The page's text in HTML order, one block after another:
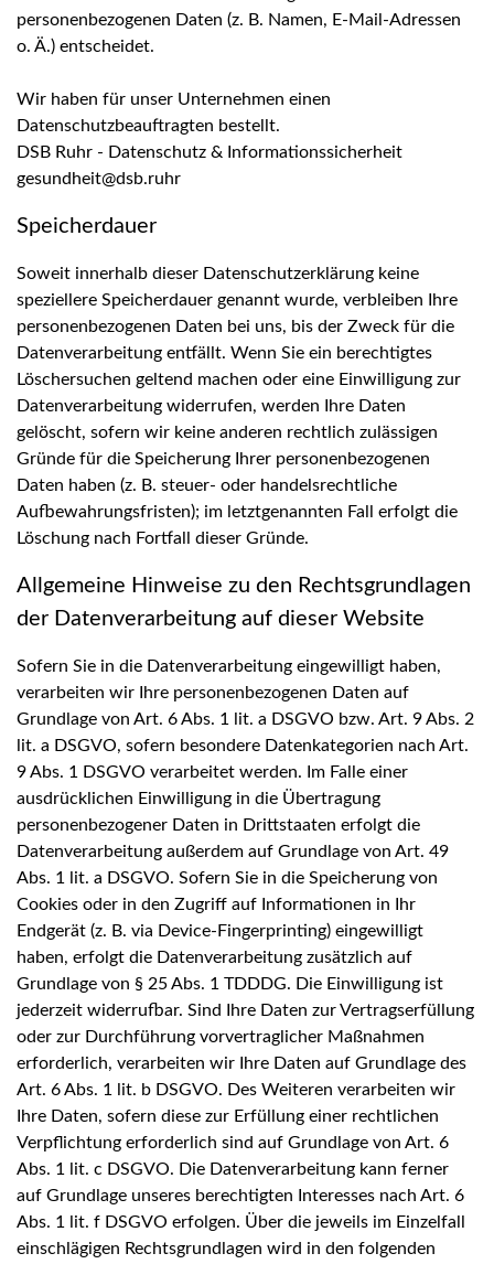
personenbezogenen Daten (z. B. Namen, E-Mail-Adressen
o. Ä.) entscheidet.
Wir haben für unser Unternehmen einen
Datenschutzbeauftragten bestellt.
DSB Ruhr - Datenschutz & Informationssicherheit
gesundheit@dsb.ruhr
Speicherdauer
Soweit innerhalb dieser Datenschutzerklärung keine
speziellere Speicherdauer genannt wurde, verbleiben Ihre
personenbezogenen Daten bei uns, bis der Zweck für die
Datenverarbeitung entfällt. Wenn Sie ein berechtigtes
Löschersuchen geltend machen oder eine Einwilligung zur
Datenverarbeitung widerrufen, werden Ihre Daten
gelöscht, sofern wir keine anderen rechtlich zulässigen
Gründe für die Speicherung Ihrer personenbezogenen
Daten haben (z. B. steuer- oder handelsrechtliche
Aufbewahrungsfristen); im letztgenannten Fall erfolgt die
Löschung nach Fortfall dieser Gründe.
Allgemeine Hinweise zu den Rechtsgrundlagen
der Datenverarbeitung auf dieser Website
Sofern Sie in die Datenverarbeitung eingewilligt haben,
verarbeiten wir Ihre personenbezogenen Daten auf
Grundlage von Art. 6 Abs. 1 lit. a DSGVO bzw. Art. 9 Abs. 2
lit. a DSGVO, sofern besondere Datenkategorien nach Art.
9 Abs. 1 DSGVO verarbeitet werden. Im Falle einer
ausdrücklichen Einwilligung in die Übertragung
personenbezogener Daten in Drittstaaten erfolgt die
Datenverarbeitung außerdem auf Grundlage von Art. 49
Abs. 1 lit. a DSGVO. Sofern Sie in die Speicherung von
Cookies oder in den Zugriff auf Informationen in Ihr
Endgerät (z. B. via Device-Fingerprinting) eingewilligt
haben, erfolgt die Datenverarbeitung zusätzlich auf
Grundlage von § 25 Abs. 1 TDDDG. Die Einwilligung ist
jederzeit widerrufbar. Sind Ihre Daten zur Vertragserfüllung
oder zur Durchführung vorvertraglicher Maßnahmen
erforderlich, verarbeiten wir Ihre Daten auf Grundlage des
Art. 6 Abs. 1 lit. b DSGVO. Des Weiteren verarbeiten wir
Ihre Daten, sofern diese zur Erfüllung einer rechtlichen
Verpflichtung erforderlich sind auf Grundlage von Art. 6
Abs. 1 lit. c DSGVO. Die Datenverarbeitung kann ferner
auf Grundlage unseres berechtigten Interesses nach Art. 6
Abs. 1 lit. f DSGVO erfolgen. Über die jeweils im Einzelfall
einschlägigen Rechtsgrundlagen wird in den folgenden